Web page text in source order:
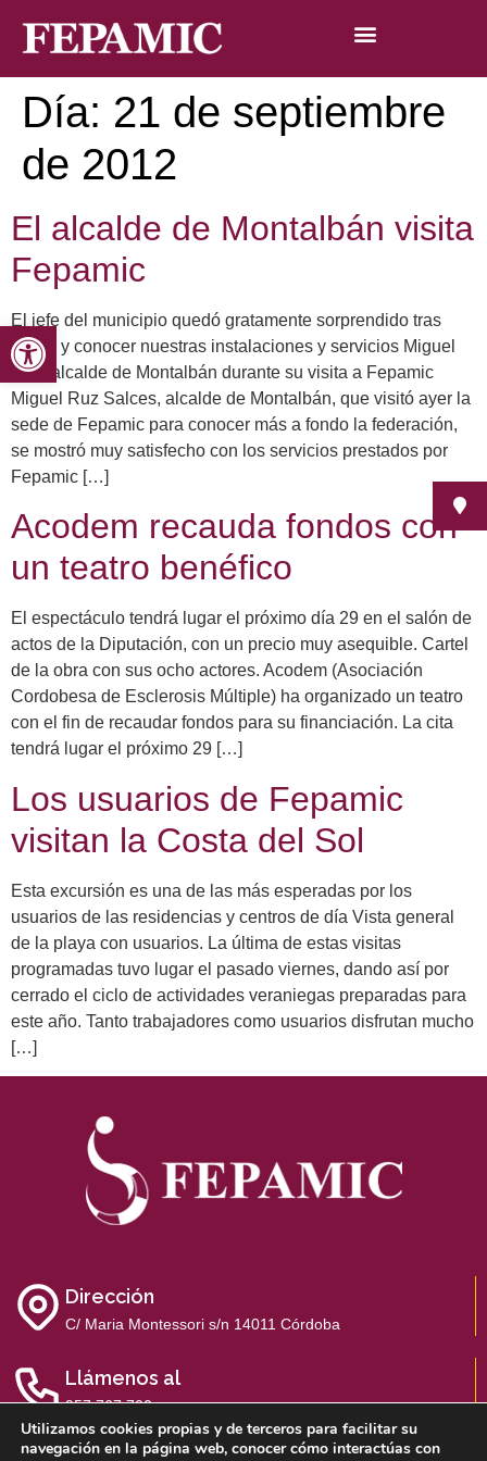
Abrir barra de herramientas
Día: 21 de septiembre
de 2012
El alcalde de Montalbán visita
Fepamic
El jefe del municipio quedó gratamente sorprendido tras
visitar y conocer nuestras instalaciones y servicios Miguel
Ruz, alcalde de Montalbán durante su visita a Fepamic
Miguel Ruz Salces, alcalde de Montalbán, que visitó ayer la
sede de Fepamic para conocer más a fondo la federación,
se mostró muy satisfecho con los servicios prestados por
Fepamic […]
Acodem recauda fondos con
un teatro benéfico
El espectáculo tendrá lugar el próximo día 29 en el salón de
actos de la Diputación, con un precio muy asequible. Cartel
de la obra con sus ocho actores. Acodem (Asociación
Cordobesa de Esclerosis Múltiple) ha organizado un teatro
con el fin de recaudar fondos para su financiación. La cita
tendrá lugar el próximo 29 […]
Los usuarios de Fepamic
visitan la Costa del Sol
Esta excursión es una de las más esperadas por los
usuarios de las residencias y centros de día Vista general
de la playa con usuarios. La última de estas visitas
programadas tuvo lugar el pasado viernes, dando así por
cerrado el ciclo de actividades veraniegas preparadas para
este año. Tanto trabajadores como usuarios disfrutan mucho
[…]
Dirección
C/ Maria Montessori s/n 14011 Córdoba
Llámenos al
957 767 700
Utilizamos cookies propias y de terceros para facilitar su
navegación en la página web, conocer cómo interactúas con